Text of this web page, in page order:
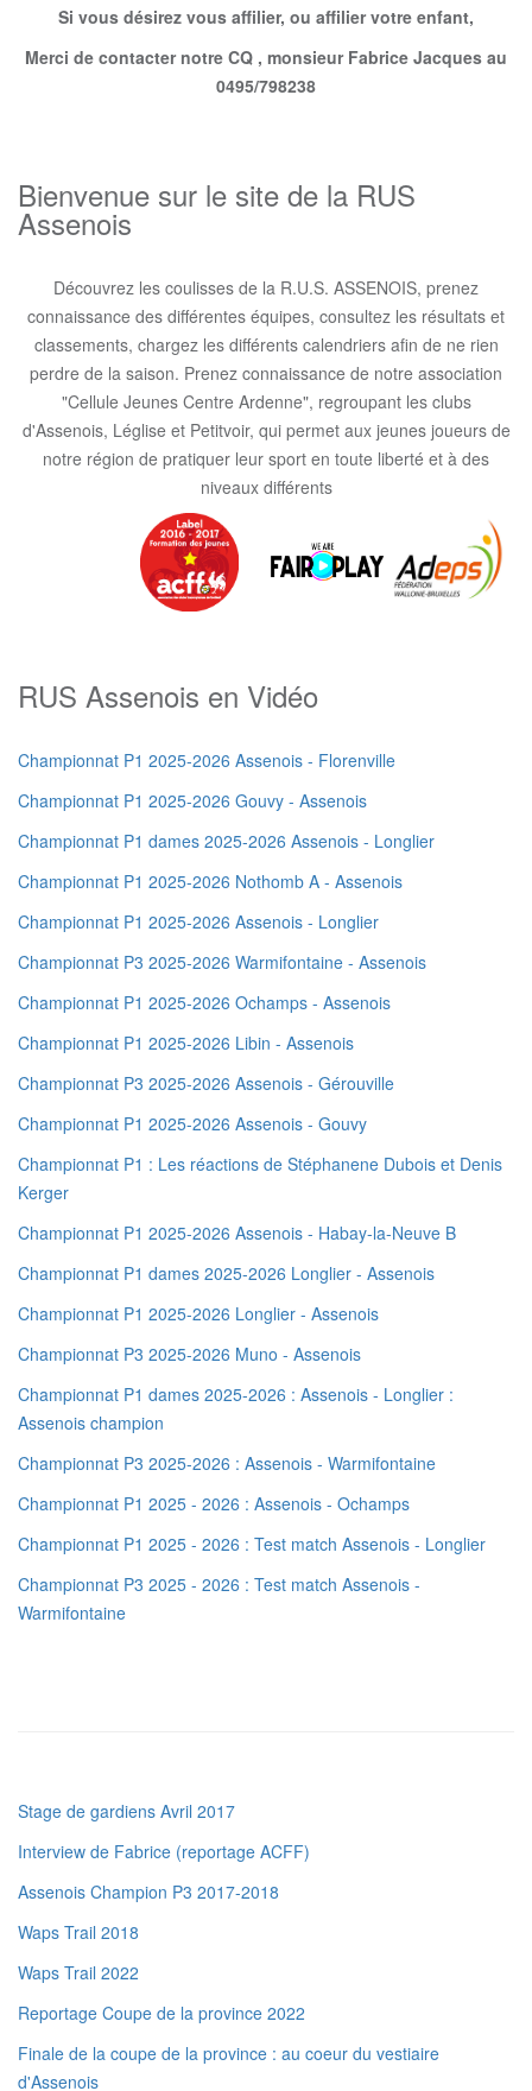
Si vous désirez vous affilier, ou affilier votre enfant,
Merci de contacter notre CQ , monsieur Fabrice Jacques au
0495/798238
Bienvenue sur le site de la RUS
Assenois
Découvrez les coulisses de la R.U.S. ASSENOIS, prenez
connaissance des différentes équipes, consultez les résultats et
classements, chargez les différents calendriers afin de ne rien
perdre de la saison. Prenez connaissance de notre association
"Cellule Jeunes Centre Ardenne", regroupant les clubs
d'Assenois, Léglise et Petitvoir, qui permet aux jeunes joueurs de
notre région de pratiquer leur sport en toute liberté et à des
niveaux différents
RUS Assenois en Vidéo
Championnat P1 2025-2026 Assenois - Florenville
Championnat P1 2025-2026 Gouvy - Assenois
Championnat P1 dames 2025-2026 Assenois - Longlier
Championnat P1 2025-2026 Nothomb A - Assenois
Championnat P1 2025-2026 Assenois - Longlier
Championnat P3 2025-2026 Warmifontaine - Assenois
Championnat P1 2025-2026 Ochamps - Assenois
Championnat P1 2025-2026 Libin - Assenois
Championnat P3 2025-2026 Assenois - Gérouville
Championnat P1 2025-2026 Assenois - Gouvy
Championnat P1 : Les réactions de Stéphanene Dubois et Denis
Kerger
Championnat P1 2025-2026 Assenois - Habay-la-Neuve B
Championnat P1 dames 2025-2026 Longlier - Assenois
Championnat P1 2025-2026 Longlier - Assenois
Championnat P3 2025-2026 Muno - Assenois
Championnat P1 dames 2025-2026 : Assenois - Longlier :
Assenois champion
Championnat P3 2025-2026 : Assenois - Warmifontaine
Championnat P1 2025 - 2026 : Assenois - Ochamps
Championnat P1 2025 - 2026 : Test match Assenois - Longlier
Championnat P3 2025 - 2026 : Test match Assenois -
Warmifontaine
Stage de gardiens Avril 2017
Interview de Fabrice (reportage ACFF)
Assenois Champion P3 2017-2018
Waps Trail 2018
Waps Trail 2022
Reportage Coupe de la province 2022
Finale de la coupe de la province : au coeur du vestiaire
d'Assenois